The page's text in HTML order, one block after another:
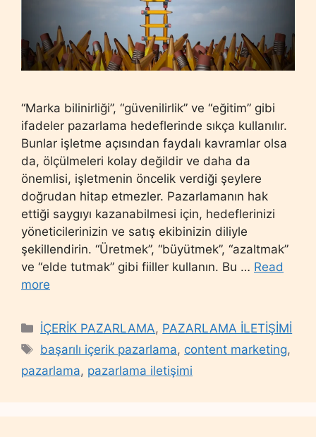
“Marka bilinirliği”, “güvenilirlik” ve “eğitim” gibi
ifadeler pazarlama hedeflerinde sıkça kullanılır.
Bunlar işletme açısından faydalı kavramlar olsa
da, ölçülmeleri kolay değildir ve daha da
önemlisi, işletmenin öncelik verdiği şeylere
doğrudan hitap etmezler. Pazarlamanın hak
ettiği saygıyı kazanabilmesi için, hedeflerinizi
yöneticilerinizin ve satış ekibinizin diliyle
şekillendirin. “Üretmek”, “büyütmek”, “azaltmak”
ve “elde tutmak” gibi fiiller kullanın. Bu … Read
more
Categories
İÇERİK PAZARLAMA, PAZARLAMA İLETİŞİMİ
Tags
başarılı içerik pazarlama, content marketing,
pazarlama, pazarlama iletişimi